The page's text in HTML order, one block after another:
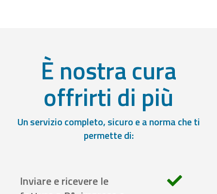
È nostra cura
offrirti di più
Un servizio completo, sicuro e a norma che ti
permette di:
Inviare e ricevere le